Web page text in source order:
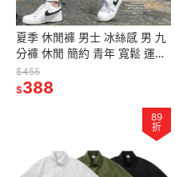
夏季 休閒褲 男士 冰絲感 男 九
分褲 休閒 簡約 青年 寬鬆 運動
長褲 男裝
$455
$388
89
折